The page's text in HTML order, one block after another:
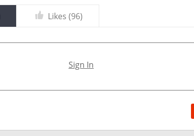
Likes (96)
Sign In